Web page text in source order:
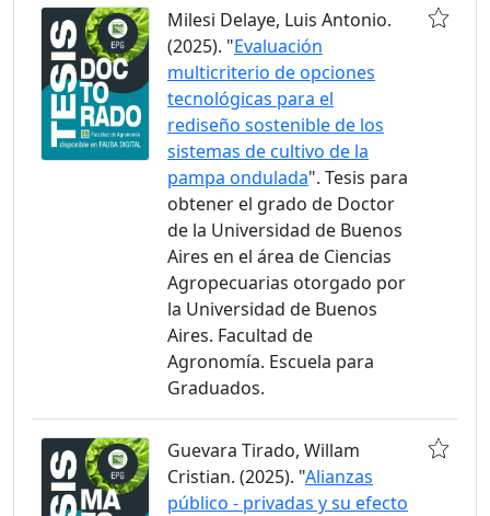
Milesi Delaye, Luis Antonio.
(2025). "Evaluación
multicriterio de opciones
tecnológicas para el
rediseño sostenible de los
sistemas de cultivo de la
pampa ondulada". Tesis para
obtener el grado de Doctor
de la Universidad de Buenos
Aires en el área de Ciencias
Agropecuarias otorgado por
la Universidad de Buenos
Aires. Facultad de
Agronomía. Escuela para
Graduados.
Guevara Tirado, Willam
Cristian. (2025). "Alianzas
público - privadas y su efecto